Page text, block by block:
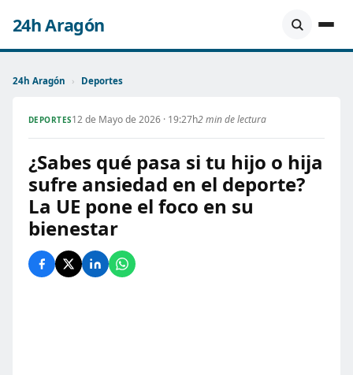
24h Aragón
24h Aragón › Deportes
DEPORTES12 de Mayo de 2026 · 19:27h2 min de lectura
¿Sabes qué pasa si tu hijo o hija
sufre ansiedad en el deporte?
La UE pone el foco en su
bienestar